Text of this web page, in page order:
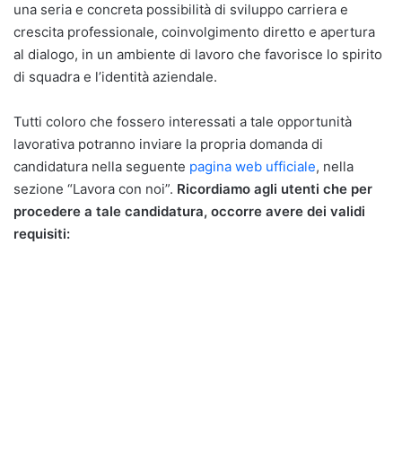
una seria e concreta possibilità di sviluppo carriera e
crescita professionale, coinvolgimento diretto e apertura
al dialogo, in un ambiente di lavoro che favorisce lo spirito
di squadra e l’identità aziendale.
Tutti coloro che fossero interessati a tale opportunità
lavorativa potranno inviare la propria domanda di
candidatura nella seguente pagina web ufficiale, nella
sezione “Lavora con noi”. Ricordiamo agli utenti che per
procedere a tale candidatura, occorre avere dei validi
requisiti: